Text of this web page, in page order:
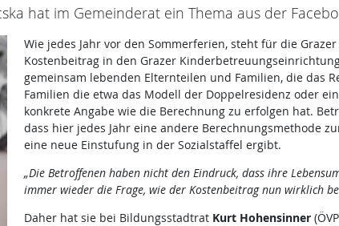
hat im Gemeinderat ein Thema aus der
Wie jedes Jahr vor den Sommerferien, steht für die
Kostenbeitrag in den Grazer
gemeinsam lebenden Elternteilen und Familien, die das
Familien die etwa das Modell der Doppelresidenz oder
konkrete Angabe wie die Berechnung zu erfolgen hat.
dass hier jedes Jahr eine andere Berechnungsmethode
eine neue Einstufung in der Sozialstaffel ergibt.
„Die Betroffenen haben nicht den Eindruck, dass ihre
immer wieder die Frage, wie der Kostenbeitrag nun wirklich
Daher hat sie bei Bildungsstadtrat Kurt Hohensinner